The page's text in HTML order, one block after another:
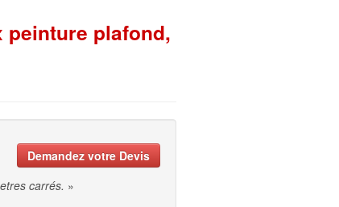
peinture plafond,
Demandez votre Devis
carrés. »